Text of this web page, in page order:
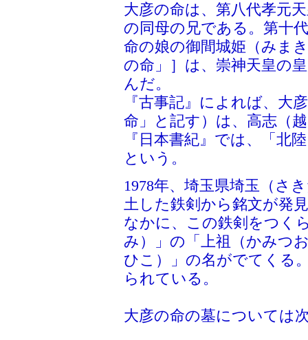
大彦の命は、第八代孝元
の同母の兄である。第十
命の娘の御間城姫（みま
の命」］は、崇神天皇の
んだ。
『古事記』によれば、大
命」と記す）は、高志（
『日本書紀』では、「北
という。
1978年、埼玉県埼玉（さ
土した鉄剣から銘文が発
なかに、この鉄剣をつく
み）」の「上祖（かみつ
ひこ）」の名がでてくる
られている。
大彦の命の墓については